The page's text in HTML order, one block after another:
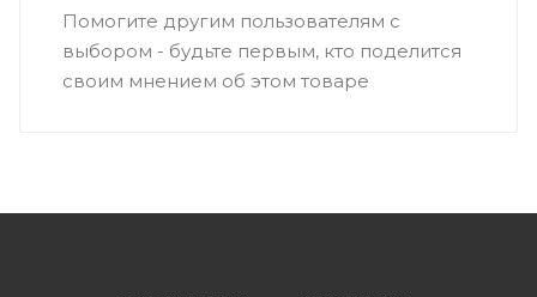
Помогите другим пользователям с
выбором - будьте первым, кто поделится
своим мнением об этом товаре